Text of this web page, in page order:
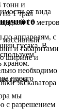
тонн и
1 трал
16 метров
массивный
и габаритами
ширине и
экскаватора
от вида
по аппарелям, с
гусака. В
краном.
необходимо
груза.
мы
с разрешением
просто